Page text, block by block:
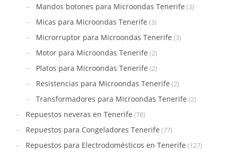
Mandos botones para Microondas Tenerife (3)
Micas para Microondas Tenerife (3)
Microrruptor para Microondas Tenerife (3)
Motor para Microondas Tenerife (2)
Platos para Microondas Tenerife (2)
Resistencias para Microondas Tenerife (2)
Transformadores para Microondas Tenerife (2)
Repuestos neveras en Tenerife (78)
Repuestos para Congeladores Tenerife (77)
Repuestos para Electrodomésticos en Tenerife (127)